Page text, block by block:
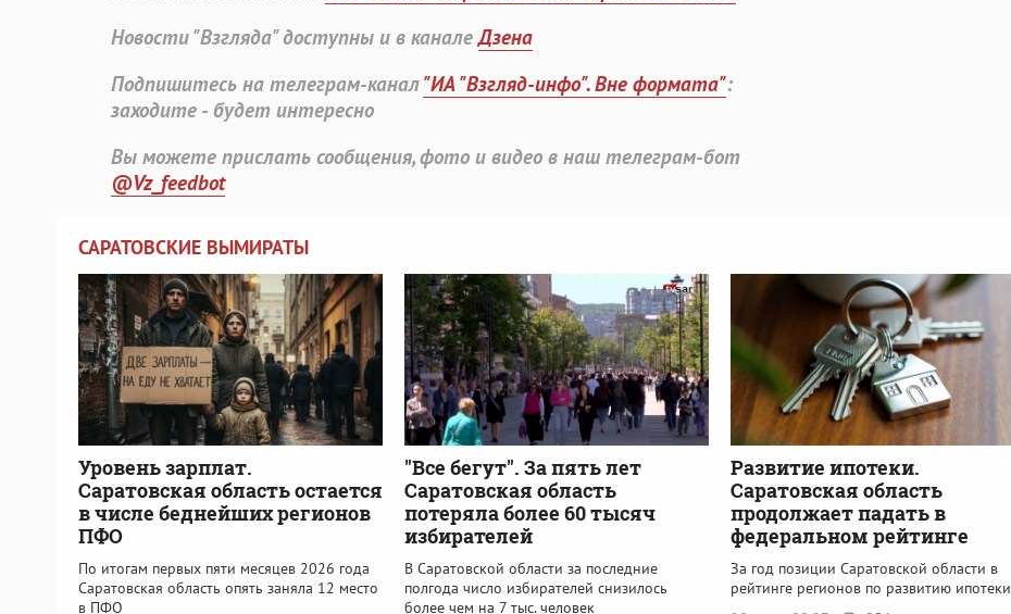
Новости "Взгляда" доступны и в каналеДзена
Подпишитесь на телеграм-канал"ИА "Взгляд-инфо". Вне формата":
заходите - будет интересно
Вы можете прислать сообщения, фото и видео в наш телеграм-бот
@Vz_feedbot
САРАТОВСКИЕ ВЫМИРАТЫ
Уровень зарплат.
Саратовская область остается
в числе беднейших регионов
ПФО
По итогам первых пяти месяцев 2026 года
Саратовская область опять заняла 12 место
в ПФО
"Все бегут". За пять лет
Саратовская область
потеряла более 60 тысяч
избирателей
В Саратовской области за последние
полгода число избирателей снизилось
более чем на 7 тыс. человек
Развитие ипотеки.
Саратовская область
продолжает падать в
федеральном рейтинге
За год позиции Саратовской области в
рейтинге регионов по развитию ипотеки